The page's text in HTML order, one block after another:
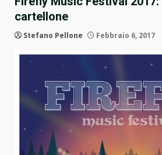
cartellone
Stefano Pellone Febbraio 6, 2017